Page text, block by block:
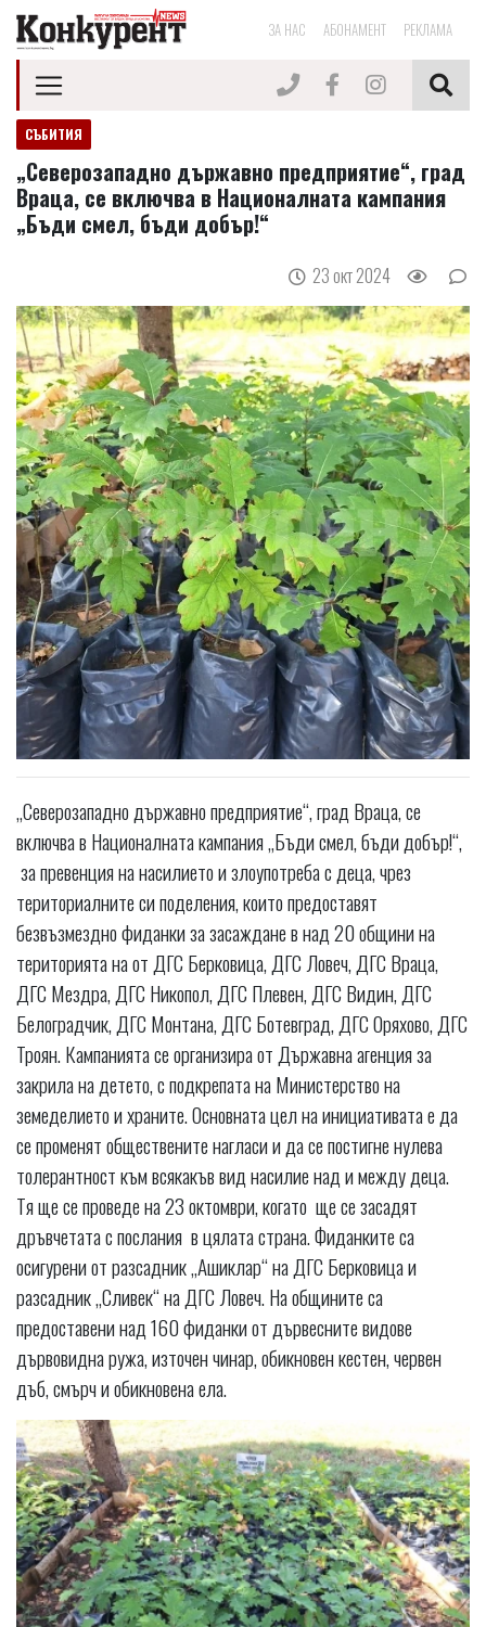
ЗА НАС АБОНАМЕНТ РЕКЛАМА
СЪБИТИЯ
„Северозападно държавно предприятие“, град
Враца, се включва в Националната кампания
„Бъди смел, бъди добър!“
23 окт 2024
„Северозападно държавно предприятие“, град Враца, се
включва в Националната кампания „Бъди смел, бъди добър!“,
за превенция на насилието и злоупотреба с деца, чрез
териториалните си поделения, които предоставят
безвъзмездно фиданки за засаждане в над 20 общини на
територията на от ДГС Берковица, ДГС Ловеч, ДГС Враца,
ДГС Мездра, ДГС Никопол, ДГС Плевен, ДГС Видин, ДГС
Белоградчик, ДГС Монтана, ДГС Ботевград, ДГС Оряхово, ДГС
Троян. Кампанията се организира от Държавна агенция за
закрила на детето, с подкрепата на Министерство на
земеделието и храните. Основната цел на инициативата е да
се променят обществените нагласи и да се постигне нулева
толерантност към всякакъв вид насилие над и между деца.
Тя ще се проведе на 23 октомври, когато ще се засадят
дръвчетата с послания в цялата страна. Фиданките са
осигурени от разсадник „Ашиклар“ на ДГС Берковица и
разсадник „Сливек“ на ДГС Ловеч. На общините са
предоставени над 160 фиданки от дървесните видове
дървовидна ружа, източен чинар, обикновен кестен, червен
дъб, смърч и обикновена ела.